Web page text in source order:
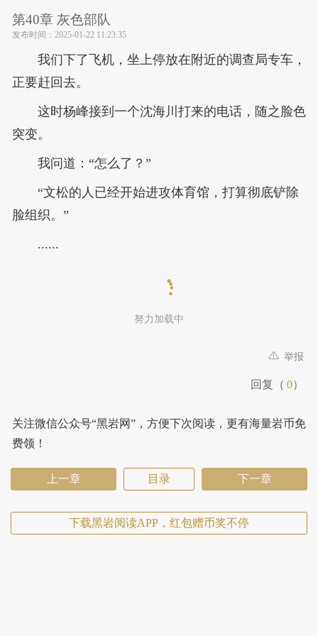
第40章 灰色部队
发布时间： 2025-01-22 11:23:35
我们下了飞机，坐上停放在附近的调查局专车，
正要赶回去。
这时杨峰接到一个沈海川打来的电话，随之脸色
突变。
我问道：“怎么了？”
“文松的人已经开始进攻体育馆，打算彻底铲除
脸组织。”
......
努力加载中
举报
回复（ 0）
关注微信公众号“黑岩网”，方便下次阅读，更有海量岩币免
费领！
上一章 目录 下一章
下载黑岩阅读APP，红包赠币奖不停